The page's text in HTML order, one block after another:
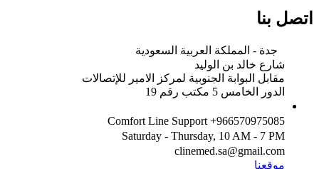
اتصل بنا
جدة - المملكة العربية السعودية
شارع خالد بن الوليد
مقابل البوابة الجنوبية لمركز الامير للإتصالات
الدور الخامس 5 مكتب رقم 19
Comfort Line Support +966570975085
Saturday - Thursday, 10 AM - 7 PM
clinemed.sa@gmail.com
موقعنا